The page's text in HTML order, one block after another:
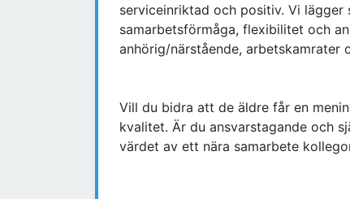
serviceinriktad och positiv. Vi
samarbetsförmåga, flexibilitet och
anhörig/närstående, arbetskamrater
Vill du bidra att de äldre får en
kvalitet. Är du ansvarstagande och
värdet av ett nära samarbete